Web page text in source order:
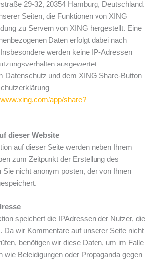
29-32, 20354 Hamburg, Deutschland.
Seiten, die Funktionen von XING
zu Servern von XING hergestellt. Eine
Daten erfolgt dabei nach
werden keine IP-Adressen
ausgewertet.
Datenschutz und dem XING Share-Button
app/share?
dieser Website
auf dieser Seite werden neben Ihrem
zum Zeitpunkt der Erstellung des
Sie nicht anonym posten, der von Ihnen
speichert die IPAdressen der Nutzer, die
Da wir Kommentare auf unserer Seite nicht
benötigen wir diese Daten, um im Falle
wie Beleidigungen oder Propaganda gegen